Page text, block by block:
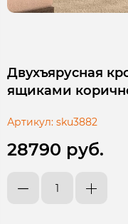
Двухъярусная
ящиками
Артикул: sku3882
28790 руб.